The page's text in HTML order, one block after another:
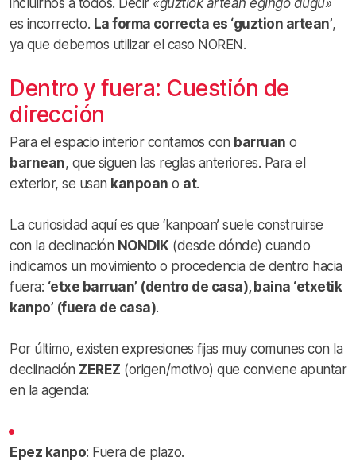
es incorrecto. La forma correcta es ‘guztion artean’,
ya que debemos utilizar el caso NOREN.
Dentro y fuera: Cuestión de
dirección
Para el espacio interior contamos con barruan o
barnean, que siguen las reglas anteriores. Para el
exterior, se usan kanpoan o at.
La curiosidad aquí es que ‘kanpoan’ suele construirse
con la declinación NONDIK (desde dónde) cuando
indicamos un movimiento o procedencia de dentro hacia
fuera: ‘etxe barruan’ (dentro de casa), baina ‘etxetik
kanpo’ (fuera de casa).
Por último, existen expresiones fijas muy comunes con la
declinación ZEREZ (origen/motivo) que conviene apuntar
en la agenda:
Epez kanpo: Fuera de plazo.